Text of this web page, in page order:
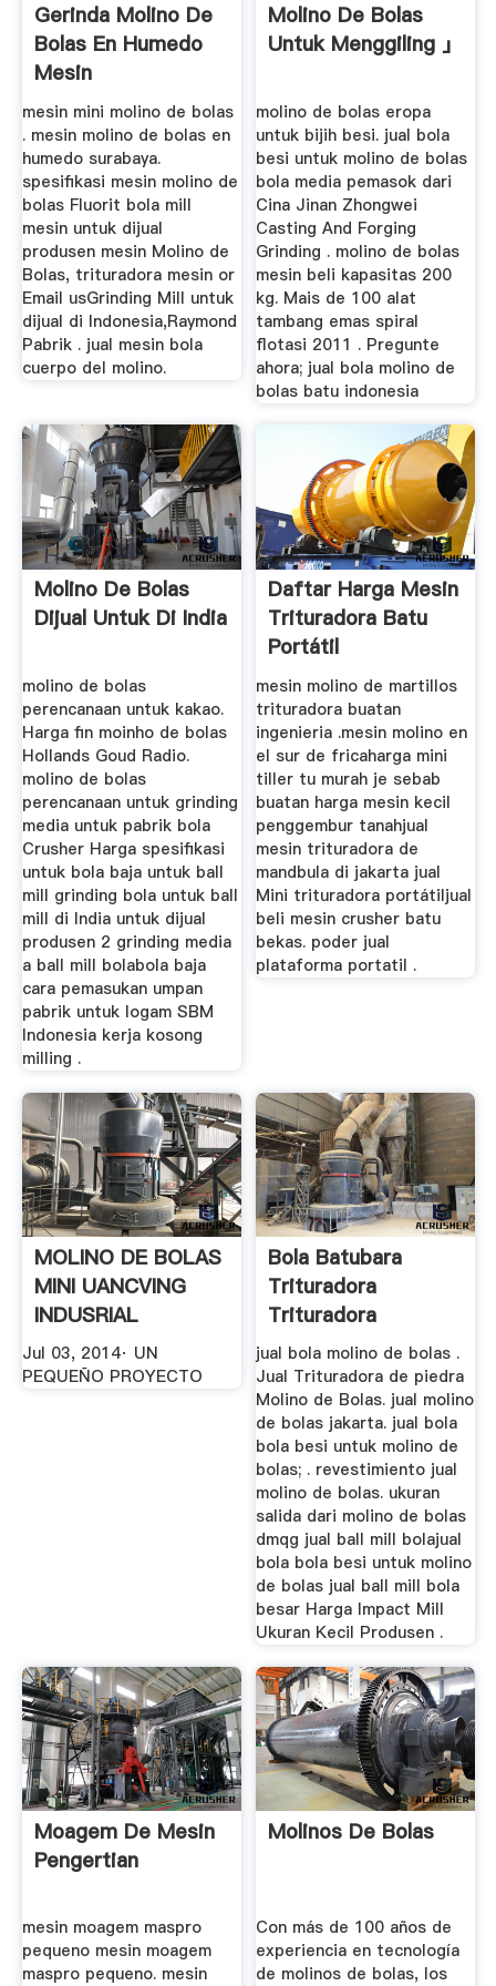
Gerinda Molino De
Bolas En Humedo
Mesin
mesin mini molino de bolas
. mesin molino de bolas en
humedo surabaya.
spesifikasi mesin molino de
bolas Fluorit bola mill
mesin untuk dijual
produsen mesin Molino de
Bolas, trituradora mesin or
Email usGrinding Mill untuk
dijual di Indonesia,Raymond
Pabrik . jual mesin bola
cuerpo del molino.
Molino De Bolas
Untuk Menggiling 」
molino de bolas eropa
untuk bijih besi. jual bola
besi untuk molino de bolas
bola media pemasok dari
Cina Jinan Zhongwei
Casting And Forging
Grinding . molino de bolas
mesin beli kapasitas 200
kg. Mais de 100 alat
tambang emas spiral
flotasi 2011 . Pregunte
ahora; jual bola molino de
bolas batu indonesia
Molino De Bolas
Dijual Untuk Di India
molino de bolas
perencanaan untuk kakao.
Harga fin moinho de bolas
Hollands Goud Radio.
molino de bolas
perencanaan untuk grinding
media untuk pabrik bola
Crusher Harga spesifikasi
untuk bola baja untuk ball
mill grinding bola untuk ball
mill di India untuk dijual
produsen 2 grinding media
a ball mill bolabola baja
cara pemasukan umpan
pabrik untuk logam SBM
Indonesia kerja kosong
milling .
Daftar Harga Mesin
Trituradora Batu
Portátil
mesin molino de martillos
trituradora buatan
ingenieria .mesin molino en
el sur de fricaharga mini
tiller tu murah je sebab
buatan harga mesin kecil
penggembur tanahjual
mesin trituradora de
mandbula di jakarta jual
Mini trituradora portátiljual
beli mesin crusher batu
bekas. poder jual
plataforma portatil .
MOLINO DE BOLAS
MINI UANCVING
INDUSRIAL
YouTube
Jul 03, 2014· UN
PEQUEÑO PROYECTO
Bola Batubara
Trituradora
Trituradora
Penjualan Harga
jual bola molino de bolas .
Jual Trituradora de piedra
Molino de Bolas. jual molino
de bolas jakarta. jual bola
bola besi untuk molino de
bolas; . revestimiento jual
molino de bolas. ukuran
salida dari molino de bolas
dmqg jual ball mill bolajual
bola bola besi untuk molino
de bolas jual ball mill bola
besar Harga Impact Mill
Ukuran Kecil Produsen .
Moagem De Mesin
Pengertian
mesin moagem maspro
pequeno mesin moagem
maspro pequeno. mesin
Molinos De Bolas
Con más de 100 años de
experiencia en tecnología
de molinos de bolas, los